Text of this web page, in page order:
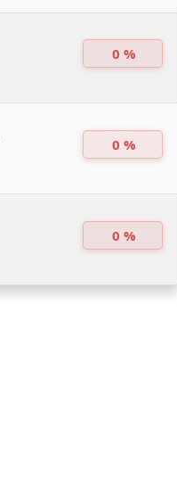
0 %
0 %
0 %